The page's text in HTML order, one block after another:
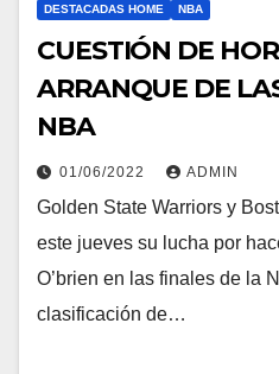
DESTACADAS HOME NBA
CUESTIÓN DE
ARRANQUE DE
NBA
01/06/2022 ADMIN
Golden State Warriors y
este jueves su lucha por
O’brien en las finales de la
clasificación de…